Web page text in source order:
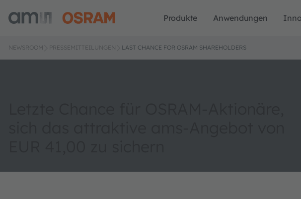
Produkte Anwendungen
NEWSROOM PRESSEMITTEILUNGEN LAST CHANCE FOR OSRAM SHAREHOLDERS